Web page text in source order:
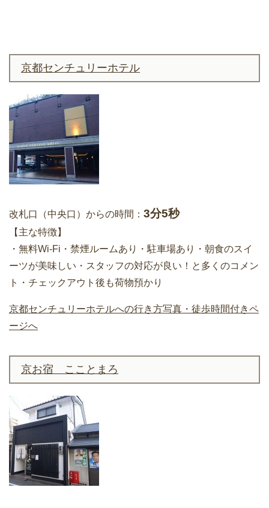
京都センチュリーホテル
改札口（中央口）からの時間： 3分5秒
【主な特徴】
・無料Wi-Fi・禁煙ルームあり・駐車場あり・朝食のスイ
ーツが美味しい・スタッフの対応が良い！と多くのコメン
ト・チェックアウト後も荷物預かり
京都センチュリーホテルへの行き方写真・徒歩時間付きペ
ージへ
京お宿 こことまろ